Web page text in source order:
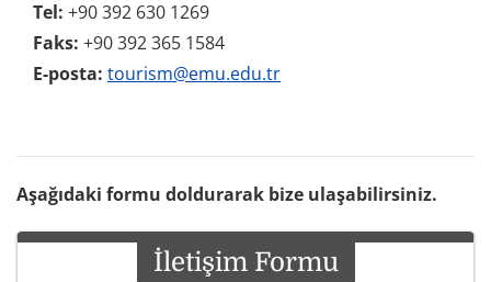
Tel: +90 392 630 1269
Faks: +90 392 365 1584
E-posta: tourism@emu.edu.tr
Aşağıdaki formu doldurarak bize ulaşabilirsiniz.
İletişim Formu